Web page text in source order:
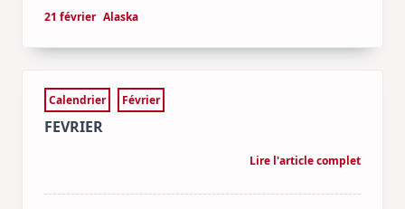
21 février Alaska
Calendrier Février
FEVRIER
Lire l'article complet